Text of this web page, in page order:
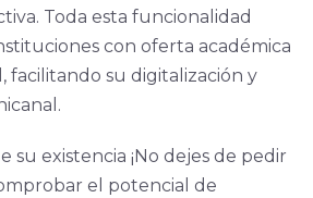
Toda esta funcionalidad
con oferta académica
facilitando su digitalización y
su existencia ¡No dejes de pedir
el potencial de